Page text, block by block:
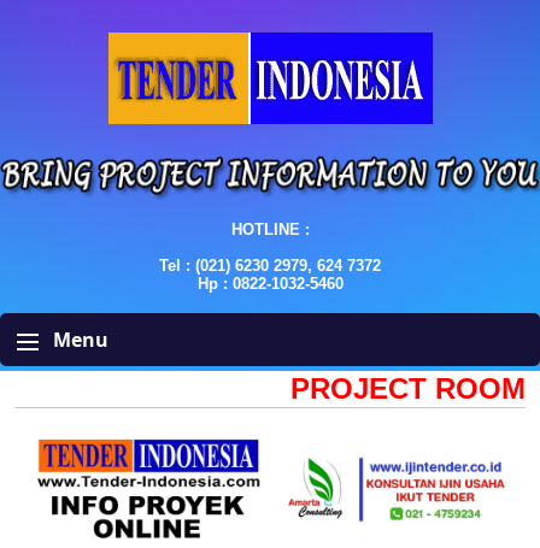
HOTLINE :
Tel : (021) 6230 2979, 624 7372
Hp : 0822-1032-5460
Menu
PROJECT ROOM